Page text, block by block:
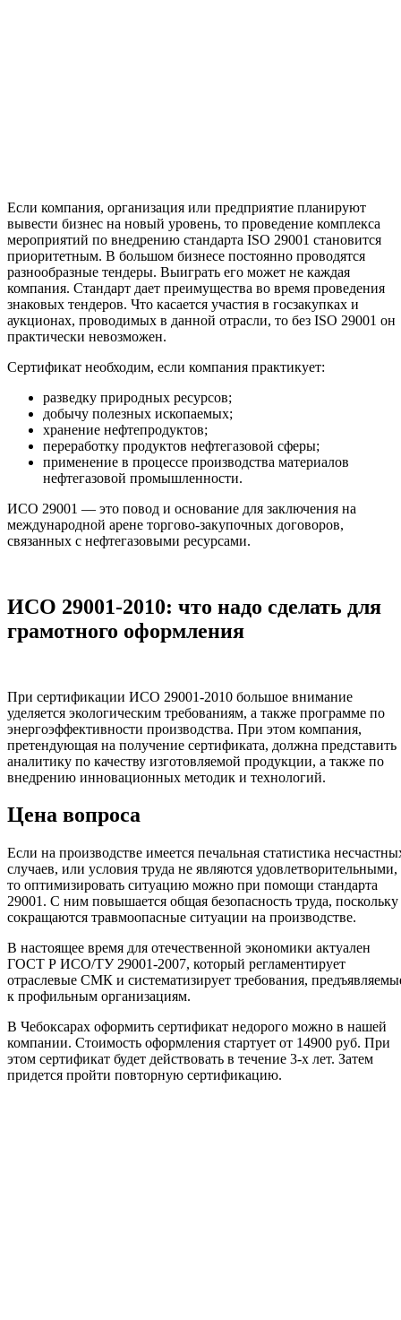
Если компания, организация или предприятие планируют
вывести бизнес на новый уровень, то проведение комплекса
мероприятий по внедрению стандарта ISO 29001 становится
приоритетным. В большом бизнесе постоянно проводятся
разнообразные тендеры. Выиграть его может не каждая
компания. Стандарт дает преимущества во время проведения
знаковых тендеров. Что касается участия в госзакупках и
аукционах, проводимых в данной отрасли, то без ISO 29001 он
практически невозможен.
Сертификат необходим, если компания практикует:
разведку природных ресурсов;
добычу полезных ископаемых;
хранение нефтепродуктов;
переработку продуктов нефтегазовой сферы;
применение в процессе производства материалов
нефтегазовой промышленности.
ИСО 29001 — это повод и основание для заключения на
международной арене торгово-закупочных договоров,
связанных с нефтегазовыми ресурсами.
ИСО 29001-2010: что надо сделать для
грамотного оформления
При сертификации ИСО 29001-2010 большое внимание
уделяется экологическим требованиям, а также программе по
энергоэффективности производства. При этом компания,
претендующая на получение сертификата, должна представить
аналитику по качеству изготовляемой продукции, а также по
внедрению инновационных методик и технологий.
Цена вопроса
Если на производстве имеется печальная статистика
случаев, или условия труда не являются удовлетворительными,
то оптимизировать ситуацию можно при помощи стандарта
29001. С ним повышается общая безопасность труда, поскольку
сокращаются травмоопасные ситуации на производстве.
В настоящее время для отечественной экономики актуален
ГОСТ Р ИСО/ТУ 29001-2007, который регламентирует
отраслевые СМК и систематизирует требования,
к профильным организациям.
В Чебоксарах оформить сертификат недорого можно в нашей
компании. Стоимость оформления стартует от 14900 руб. При
этом сертификат будет действовать в течение 3-х лет. Затем
придется пройти повторную сертификацию.